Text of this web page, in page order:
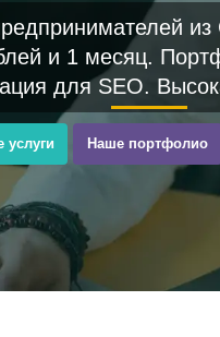
и 1 месяц.
для SEO.
услуги Наше портфолио